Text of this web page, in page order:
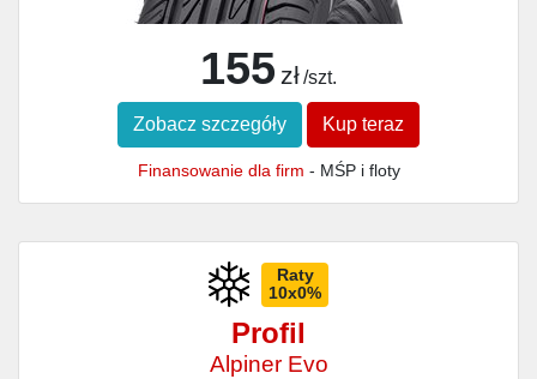
155 zł /szt.
Zobacz szczegóły Kup teraz
Finansowanie dla firm - MŚP i floty
Raty
10x0%
Profil
Alpiner Evo